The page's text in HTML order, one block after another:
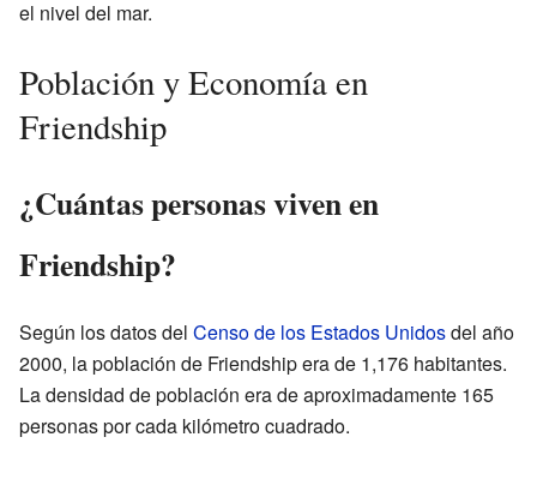
el nivel del mar.
Población y Economía en
Friendship
¿Cuántas personas viven en
Friendship?
Según los datos del Censo de los Estados Unidosdel año
2000, la población de Friendship era de 1,176 habitantes.
La densidad de población era de aproximadamente 165
personas por cada kilómetro cuadrado.